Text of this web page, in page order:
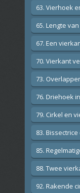
63. Vierhoek
65. Lengte
67. Een
70. Vierkant
73.
76. Driehoek
79. Cirkel en
83.
85.
88. Twee
92. Rakende